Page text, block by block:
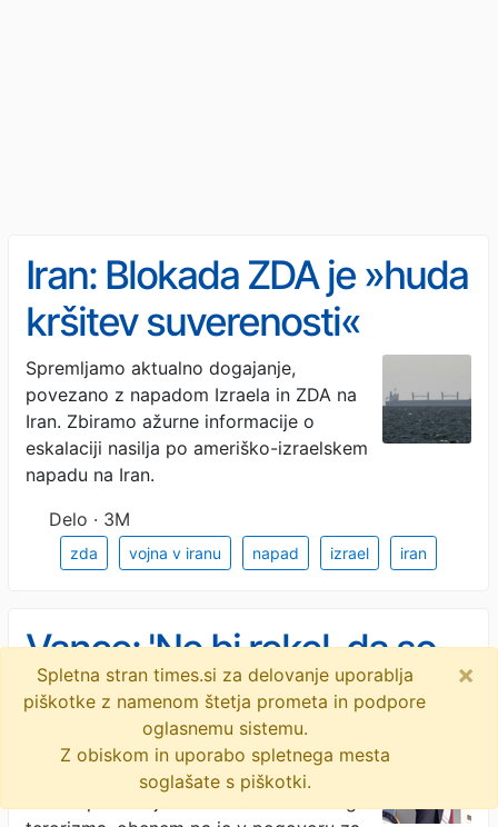
Iran: Blokada ZDA je »huda
kršitev suverenosti«
Spremljamo aktualno dogajanje,
povezano z napadom Izraela in ZDA na
Iran. Zbiramo ažurne informacije o
eskalaciji nasilja po ameriško-izraelskem
napadu na Iran.
Delo · 3M
zda vojna v iranu napad izrael iran
Vance: 'Ne bi rekel, da so
stvari šle narobe. Šle so
tudi prav'
Ameriški podpredsednik JD Vance je
Iran zaradi blokade prometa v Hormuški
Spletna stran times.si za delovanje uporablja
piškotke z namenom štetja prometa in podpore
oglasnemu sistemu.
Z obiskom in uporabo spletnega mesta
soglašate s piškotki.
×